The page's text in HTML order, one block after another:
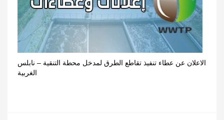
الاعلان عن عطاء تنفيذ تقاطع الطرق لمدخل محطة التنقية – نابلس
الغربية